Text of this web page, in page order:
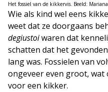
Het fossiel van de kikkervis. Beeld:
Wie als kind wel eens
weet dat ze doorgaans
degiustoiwaren dat
schatten dat het
lang was. Fossielen van
ongeveer even groot, wat
voor een kikker.